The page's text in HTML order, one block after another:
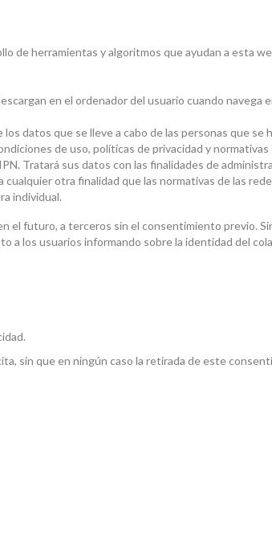
de herramientas y algoritmos que ayudan a esta
en el ordenador del usuario cuando navega
datos que se lleve a cabo de las personas que se
de uso, políticas de privacidad y
Tratará sus datos con las finalidades de
otra finalidad que las normativas de las
individual.
el futuro, a terceros sin el consentimiento previo.
a los usuarios informando sobre la identidad del
sin que en ningún caso la retirada de este